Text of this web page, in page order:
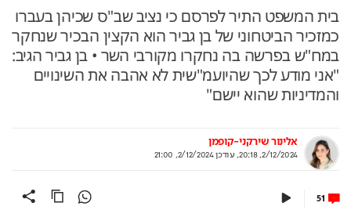
בית המשפט התיר לפרסם כי נציב שב"ס שכיהן בעברו
כמזכיר הביטחוני של בן גביר הוא הקצין הבכיר שנחקר
במח"ש בפרשה בה נחקרו מקורבי השר • בן גביר הגיב:
"אני מודע לכך שהיועמ"שית לא אהבה את השינויים
והמדיניות שהוא יישם"
אלינור שירקני-קופמן
2/12/2024, 20:18
,עודכן2/12/2024, 21:00
51